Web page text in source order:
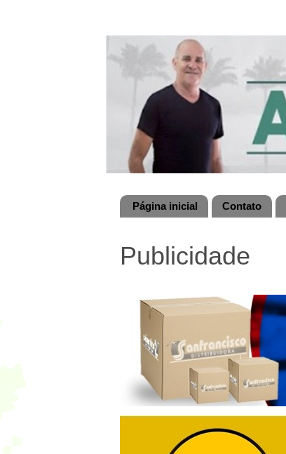
Página inicial Contato
Publicidade